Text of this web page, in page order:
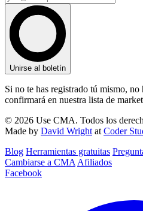
Unirse al boletín
Si no te has registrado tú mismo, no
confirmará en nuestra lista de
© 2026 Use CMA. Todos los
Made by David Wright at Coder
Blog‎ Herramientas gratuitas
Cambiarse a CMA Afiliados
Facebook